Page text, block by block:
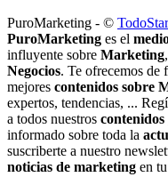
PuroMarketing - ©
PuroMarketing es el
influyente sobre Marketing,
Negocios. Te ofrecemos de
mejores contenidos sobre
expertos, tendencias, ...
a todos nuestros
informado sobre toda la
suscriberte a nuestro
noticias de marketing en